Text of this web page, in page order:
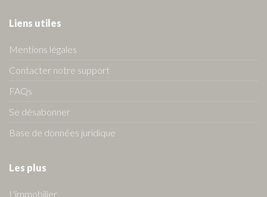
Liens utiles
Mentions légales
Contacter notre support
FAQs
Se désabonner
Base de données juridique
Les plus
L'immobilier